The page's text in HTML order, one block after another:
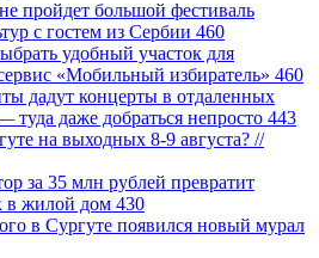
пройдет большой фестиваль
с гостем из Сербии 460
удобный участок для
«Мобильный избиратель» 460
дадут концерты в отдаленных
даже добраться непросто 443
на выходных 8-9 августа? //
за 35 млн рублей превратит
в жилой дом 430
в Сургуте появился новый мурал